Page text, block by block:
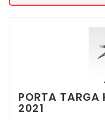
PORTA
2021